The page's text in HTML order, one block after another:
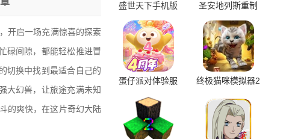
开启一场充满惊喜的探索
碌间隙，都能轻松推进冒
切换中找到最适合自己的
大幻兽，让旅途充满未知
的爽快，在这片奇幻大陆
盛世天下手机版
圣安地列斯重制
蛋仔派对体验服
终极猫咪模拟器2